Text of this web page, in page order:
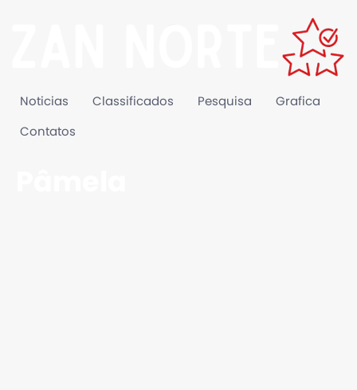
Noticias Classificados Pesquisa Grafica
Contatos